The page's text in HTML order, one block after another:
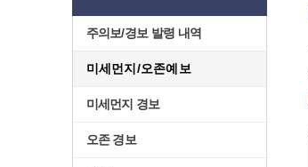
주의보/경보 발령 내역
미세먼지/오존예보
미세먼지 경보
오존 경보